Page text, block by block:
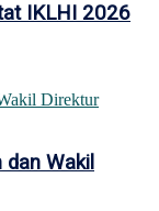
IKLHI 2026
dan Wakil